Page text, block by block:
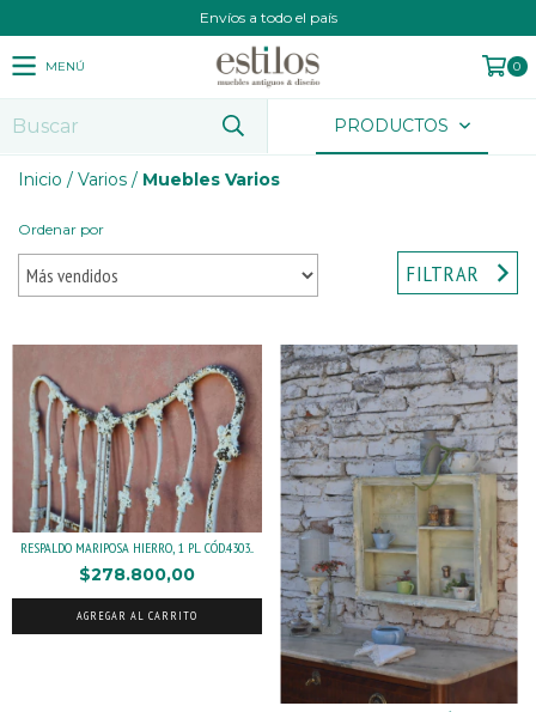
Envíos a todo el país
MENÚ 0
PRODUCTOS
Inicio / Varios / Muebles Varios
Ordenar por
FILTRAR
RESPALDO MARIPOSA HIERRO, 1 PL. CÓD.4303...
$278.800,00
AGREGAR AL CARRITO